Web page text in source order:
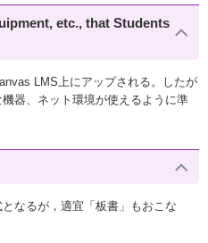
etc., that Students
LMS上にアップされる。したが
器、ネット環境が使えるように準
なるが，適宜「板書」もおこな